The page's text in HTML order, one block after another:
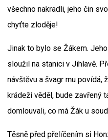
všechno nakradli, jeho čin
chyťte zloděje!
Jinak to bylo se Žákem.
sloužil na stanici v Jihlavě.
návštěvu a švagr mu povídá,
krádeži věděl, bude zavřený
domlouvali, co má Žák u
Těsně před přelíčením si